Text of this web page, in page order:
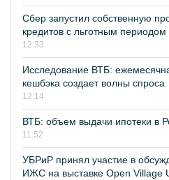
Сбер запустил собственную
кредитов с льготным периодом
12:33
Исследование ВТБ:
кешбэка создает волны спроса
12:14
ВТБ: объем выдачи ипотеки в
11:52
УБРиР принял участие в
ИЖС на выставке Open Village